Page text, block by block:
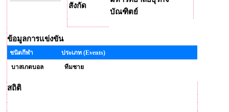
สังกัด
บัณฑิตย์
ข้อมูลการแข่งขัน
ชนิดกีฬา
ประเภท (Events)
บาสเกตบอล
ทีมชาย
สถิติ